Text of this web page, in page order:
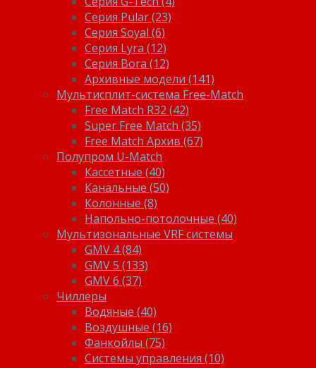
Серия Pular (23)
Cерия Soyal (6)
Серия Lyra (12)
Серия Bora (12)
Архивные модели (141)
Мультисплит-система Free-Match
Free Match R32 (42)
Super Free Match (35)
Free Match Архив (67)
Полупром U-Match
Кассетные (40)
Канальные (50)
Колонные (8)
Напольно-потолочные (40)
Мультизональные VRF системы
GMV 4 (84)
GMV 5 (133)
GMV 6 (37)
Чиллеры
Водяные (40)
Воздушные (16)
Фанкойлы (75)
Системы управления (10)